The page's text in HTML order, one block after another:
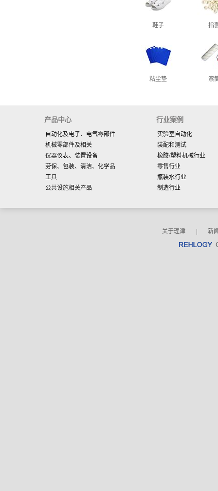
鞋子 指
粘尘垫 滚
产品中心
自动化及电子、电气零部件
机械零部件及相关
仪器仪表、装置设备
劳保、包装、清洁、化学品
工具
公共设施相关产品
行业案例
实验室自动化
装配和测试
橡胶/塑料机械行业
零售行业
瓶装水行业
制造行业
关于理津 新